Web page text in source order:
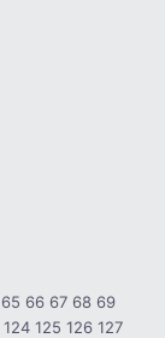
65 66 67 68 69
124 125 126 127